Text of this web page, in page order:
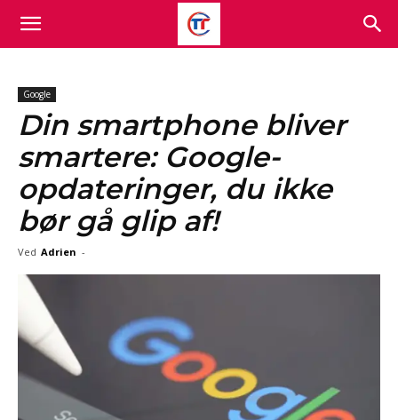
Google
Din smartphone bliver
smartere: Google-
opdateringer, du ikke
bør gå glip af!
Ved Adrien -